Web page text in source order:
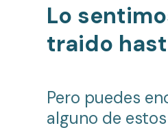
Lo
traido
Pero puedes
alguno de